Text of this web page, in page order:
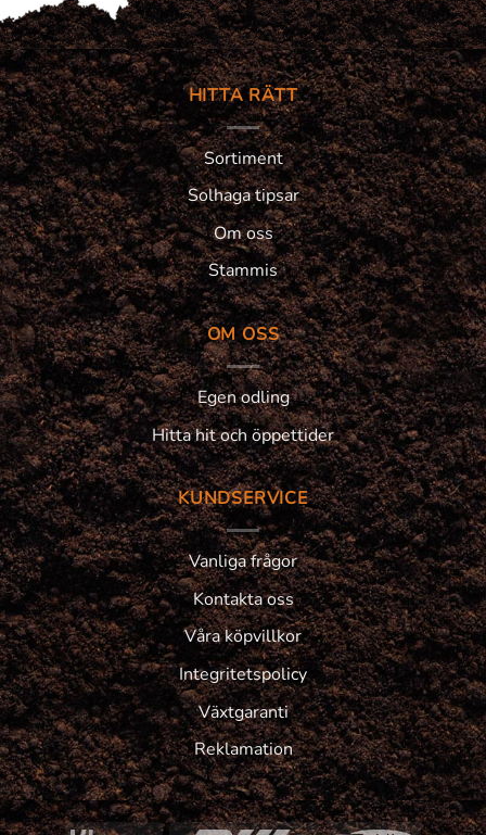
HITTA RÄTT
Sortiment
Solhaga tipsar
Om oss
Stammis
OM OSS
Egen odling
Hitta hit och öppettider
KUNDSERVICE
Vanliga frågor
Kontakta oss
Våra köpvillkor
Integritetspolicy
Växtgaranti
Reklamation